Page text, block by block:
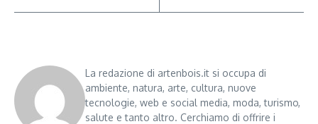
La redazione di artenbois.it si occupa di
ambiente, natura, arte, cultura, nuove
tecnologie, web e social media, moda, turismo,
salute e tanto altro. Cerchiamo di offrire i